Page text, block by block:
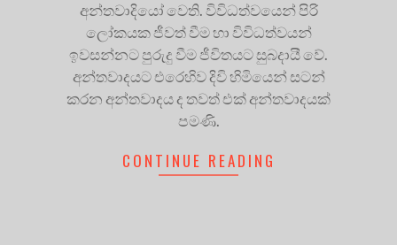
අන්තවාදියෝ වෙති. විවිධත්වයෙන් පිරි
ලෝකයක ජීවත් වීම හා විවිධත්වයන්
ඉවසන්නට පුරුදු වීම ජීවිතයට සුබදායී වේ.
අන්තවාදයට එරෙහිව දිවි හිමියෙන් සටන්
කරන අන්තවාදය ද තවත් එක් අන්තවාදයක්
පමණි.
CONTINUE READING